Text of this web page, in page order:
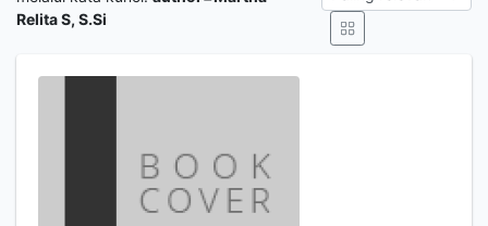
Relita S, S.Si